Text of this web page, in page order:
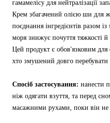
гамамелісу для нейтралізації
Крем збагачений олією ши для
поєднання інгредієнтів разом
моря знижує почуття тяжкості й
Цей продукт є обов'язковим для
хто змушений довго перебувати
Спосіб застосування: нанести
ніж одягати взуття, та перед
масажними рухами, поки він не